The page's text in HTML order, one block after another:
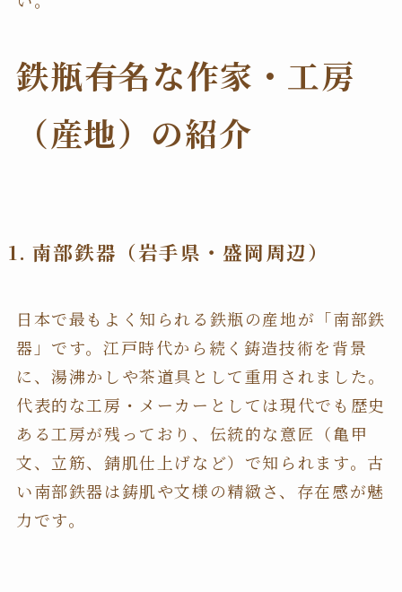
鉄瓶――有名な作家・工房
（産地）の紹介
1. 南部鉄器（岩手県・盛岡周辺）
日本で最もよく知られる鉄瓶の産地が「南部鉄
器」です。江戸時代から続く鋳造技術を背景
に、湯沸かしや茶道具として重用されました。
代表的な工房・メーカーとしては現代でも歴史
ある工房が残っており、伝統的な意匠（亀甲
文、立筋、錆肌仕上げなど）で知られます。古
い南部鉄器は鋳肌や文様の精緻さ、存在感が魅
力です。